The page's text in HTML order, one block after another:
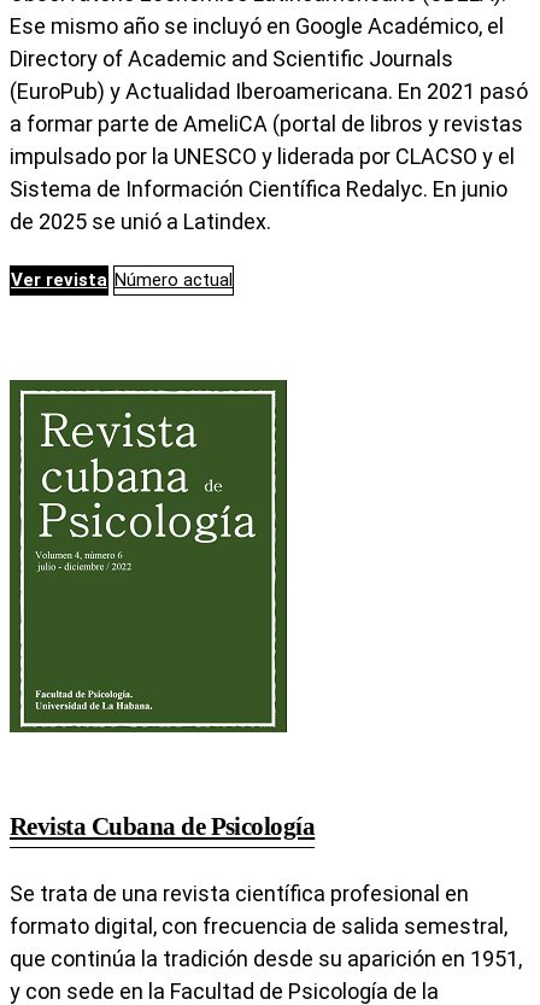
Ese mismo año se incluyó en Google Académico, el
Directory of Academic and Scientific Journals
(EuroPub) y Actualidad Iberoamericana. En 2021 pasó
a formar parte de AmeliCA (portal de libros y revistas
impulsado por la UNESCO y liderada por CLACSO y el
Sistema de Información Científica Redalyc. En junio
de 2025 se unió a Latindex.
Ver revista Número actual
Revista Cubana de Psicología
Se trata de una revista científica profesional en
formato digital, con frecuencia de salida semestral,
que continúa la tradición desde su aparición en 1951,
y con sede en la Facultad de Psicología de la